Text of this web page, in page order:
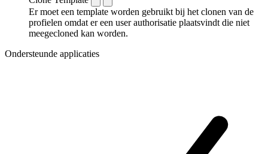
Er moet een template worden gebruikt bij het clonen van de
profielen omdat er een user authorisatie plaatsvindt die niet
meegecloned kan worden.
Ondersteunde applicaties